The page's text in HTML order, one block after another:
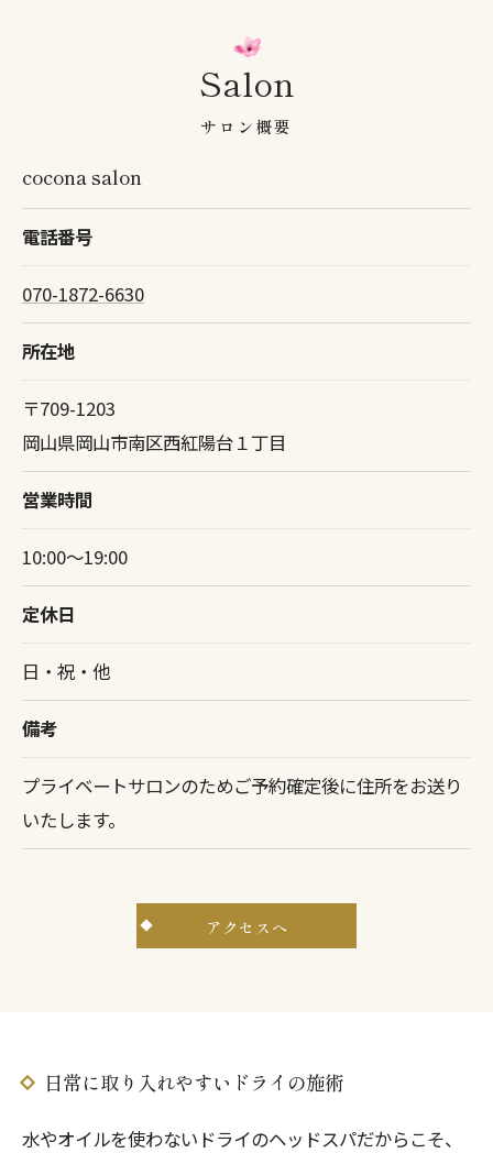
サロン概要
Salon
cocona salon
電話番号
070-1872-6630
所在地
〒709-1203
岡山県岡山市南区西紅陽台１丁目
営業時間
10:00～19:00
定休日
日・祝・他
備考
プライベートサロンのためご予約確定後に住所をお送り
いたします。
アクセスへ
日常に取り入れやすいドライの施術
水やオイルを使わないドライのヘッドスパだからこそ、